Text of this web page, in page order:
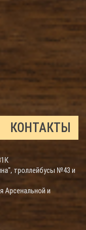
КОНТАКТЫ
троллейбусы №43 и
Арсенальной и